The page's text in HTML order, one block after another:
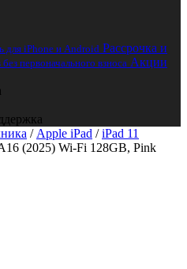
для iPhone и Android Рассрочка и
первоначального взноса Акции
/ Apple iPad /iPad 11
(2025) Wi-Fi 128GB, Pink